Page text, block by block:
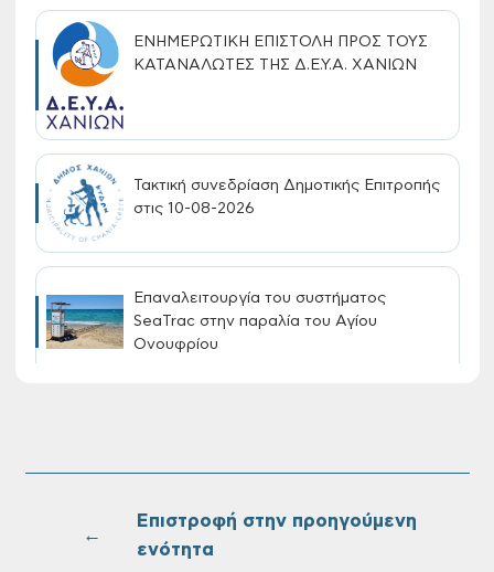
ΕΝΗΜΕΡΩΤΙΚΗ ΕΠΙΣΤΟΛΗ ΠΡΟΣ ΤΟΥΣ
ΚΑΤΑΝΑΛΩΤΕΣ ΤΗΣ Δ.Ε.Υ.Α. ΧΑΝΙΩΝ
Τακτική συνεδρίαση Δημοτικής Επιτροπής
στις 10-08-2026
Επαναλειτουργία του συστήματος
SeaTrac στην παραλία του Αγίου
Ονουφρίου
πίνακες της προκήρυξης ΣΟΧ 3/2026 του
←
Επιστροφή στην προηγούμενη
ενότητα